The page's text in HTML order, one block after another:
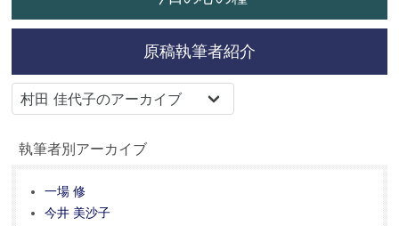
原稿執筆者紹介
執筆者別アーカイブ
一場 修
今井 美沙子